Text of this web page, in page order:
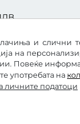
и слични
на
Повеќе
употребата на
личните податоци